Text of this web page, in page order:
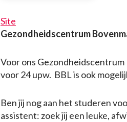
Site
Gezondheidscentrum
Voor ons
voor 24 upw. BBL is ook
Ben jij nog aan het studeren
assistent: zoek jij een leuke,